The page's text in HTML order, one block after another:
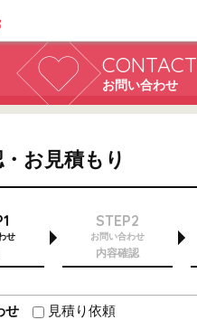
CONTACT
お問い合わせ
お見積もり
せ
STEP2
お問い合わせ
内容確認
せ
見積り依頼